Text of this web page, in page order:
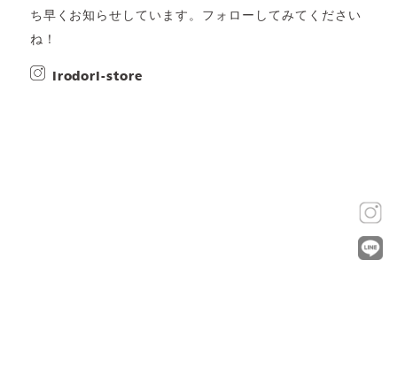
ち早くお知らせしています。フォローしてみてください
ね！
irodori-store